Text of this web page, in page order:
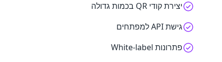
יצירת קודי QR בכמות גדולה
גישת API למפתחים
פתרונות White-label